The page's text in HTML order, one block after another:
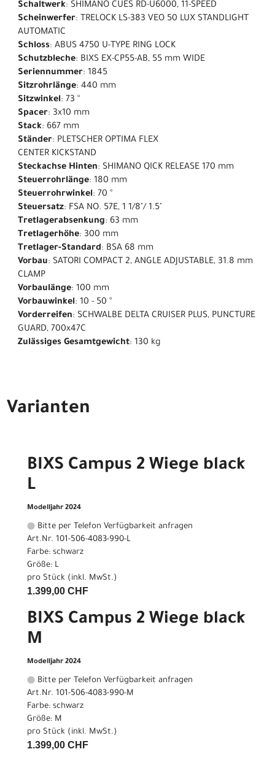
Schaltwerk: SHIMANO CUES RD-U6000, 11-SPEED
Scheinwerfer: TRELOCK LS-383 VEO 50 LUX STANDLIGHT
AUTOMATIC
Schloss: ABUS 4750 U-TYPE RING LOCK
Schutzbleche: BIXS EX-CP55-AB, 55 mm WIDE
Seriennummer: 1845
Sitzrohrlänge: 440 mm
Sitzwinkel: 73 °
Spacer: 3x10 mm
Stack: 667 mm
Ständer: PLETSCHER OPTIMA FLEX
CENTER KICKSTAND
Steckachse Hinten: SHIMANO QICK RELEASE 170 mm
Steuerrohrlänge: 180 mm
Steuerrohrwinkel: 70 °
Steuersatz: FSA NO. 57E, 1 1/8"/ 1.5"
Tretlagerabsenkung: 63 mm
Tretlagerhöhe: 300 mm
Tretlager-Standard: BSA 68 mm
Vorbau: SATORI COMPACT 2, ANGLE ADJUSTABLE, 31.8 mm
CLAMP
Vorbaulänge: 100 mm
Vorbauwinkel: 10 - 50 °
Vorderreifen: SCHWALBE DELTA CRUISER PLUS, PUNCTURE
GUARD, 700x47C
Zulässiges Gesamtgewicht: 130 kg
Varianten
BIXS Campus 2 Wiege black
L
Modelljahr 2024
Bitte per Telefon Verfügbarkeit anfragen
Art.Nr. 101-506-4083-990-L
Farbe: schwarz
Größe: L
pro Stück (inkl. MwSt.)
1.399,00 CHF
BIXS Campus 2 Wiege black
M
Modelljahr 2024
Bitte per Telefon Verfügbarkeit anfragen
Art.Nr. 101-506-4083-990-M
Farbe: schwarz
Größe: M
pro Stück (inkl. MwSt.)
1.399,00 CHF